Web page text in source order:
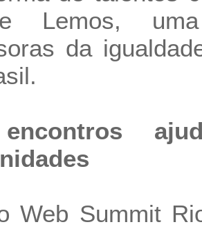
Lemos,
da
Web Summit